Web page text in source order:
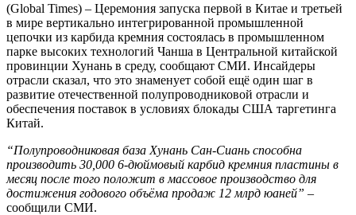
(Global Times) – Церемония запуска первой в Китае и третьей
в мире вертикально интегрированной промышленной
цепочки из карбида кремния состоялась в промышленном
парке высоких технологий Чанша в Центральной китайской
провинции Хунань в среду, сообщают СМИ. Инсайдеры
отрасли сказал, что это знаменует собой ещё один шаг в
развитие отечественной полупроводниковой отрасли и
обеспечения поставок в условиях блокады США таргетинга
Китай.
“Полупроводниковая база Хунань Сан-Сиань способна
производить 30,000 6-дюймовый карбид кремния пластины в
месяц после того положит в массовое производство для
достижения годового объёма продаж 12 млрд юаней” –
сообщили СМИ.